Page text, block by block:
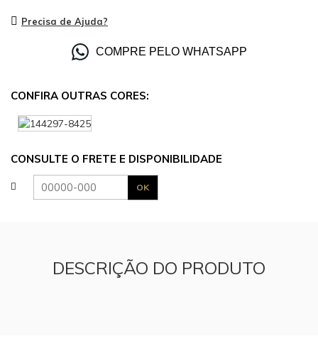
Precisa de Ajuda?
COMPRE PELO WHATSAPP
CONFIRA OUTRAS CORES:
CONSULTE O FRETE E DISPONIBILIDADE
DESCRIÇÃO DO PRODUTO